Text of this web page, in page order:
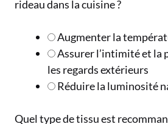
rideau dans la cuisine ?
Augmenter la
Assurer l’intimité et la
les regards extérieurs
Réduire la luminosité
Quel type de tissu est